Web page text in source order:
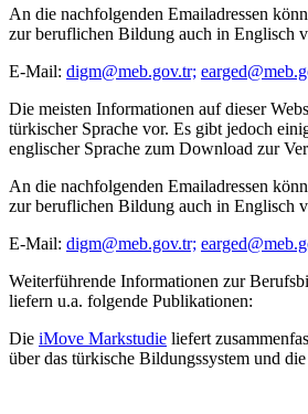
An die nachfolgenden Emailadressen
zur beruflichen Bildung auch in Englisch
E-Mail: digm@meb.gov.tr;
Die meisten Informationen auf dieser
türkischer Sprache vor. Es gibt jedoch
englischer Sprache zum Download zur
An die nachfolgenden Emailadressen
zur beruflichen Bildung auch in Englisch
E-Mail: digm@meb.gov.tr;
Weiterführende Informationen zur
liefern u.a. folgende Publikationen:
Die iMove Markstudie liefert
über das türkische Bildungssystem und